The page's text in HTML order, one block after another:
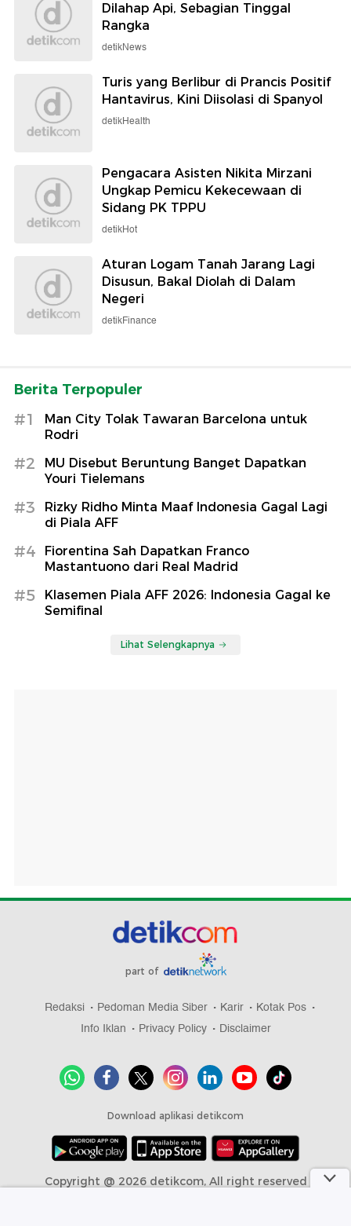
Dilahap Api, Sebagian Tinggal
Rangka
detikNews
Turis yang Berlibur di Prancis Positif
Hantavirus, Kini Diisolasi di Spanyol
detikHealth
Pengacara Asisten Nikita Mirzani
Ungkap Pemicu Kekecewaan di
Sidang PK TPPU
detikHot
Aturan Logam Tanah Jarang Lagi
Disusun, Bakal Diolah di Dalam
Negeri
detikFinance
Berita Terpopuler
#1
Man City Tolak Tawaran Barcelona untuk
Rodri
#2
MU Disebut Beruntung Banget Dapatkan
Youri Tielemans
#3
Rizky Ridho Minta Maaf Indonesia Gagal Lagi
di Piala AFF
#4
Fiorentina Sah Dapatkan Franco
Mastantuono dari Real Madrid
#5
Klasemen Piala AFF 2026: Indonesia Gagal ke
Semifinal
Lihat Selengkapnya
part of
Redaksi Pedoman Media Siber Karir
Kotak Pos
Info Iklan
Privacy Policy Disclaimer
Download aplikasi detikcom
Copyright @ 2026 detikcom, All right reserved